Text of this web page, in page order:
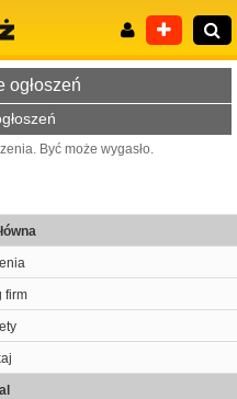
ogłoszeń
Być może wygasło.
firm